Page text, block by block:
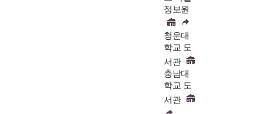
정보원
청운대
학교 도
서관
충남대
학교 도
서관